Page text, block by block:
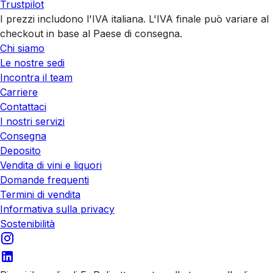
Trustpilot
I prezzi includono l'IVA italiana. L'IVA finale può variare al
checkout in base al Paese di consegna.
Chi siamo
Le nostre sedi
Incontra il team
Carriere
Contattaci
I nostri servizi
Consegna
Deposito
Vendita di vini e liquori
Domande frequenti
Termini di vendita
Informativa sulla privacy
Sostenibilità